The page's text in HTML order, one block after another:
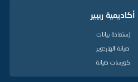
أكاديمية ريبير
إستعادة بيانات
صيانة الهاردوير
كورسات صيانة